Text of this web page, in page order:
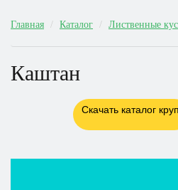
Главная Каталог Лиственные
Каштан
Скачать каталог